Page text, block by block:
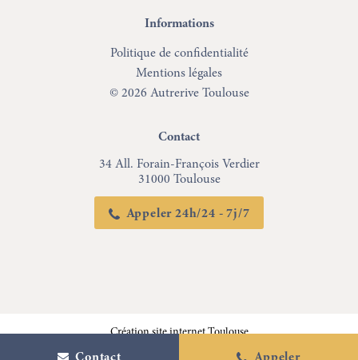
Informations
Politique de confidentialité
Mentions légales
© 2026 Autrerive Toulouse
Contact
34 All. Forain-François Verdier
31000 Toulouse
Appeler 24h/24 - 7j/7
Création site internet Toulouse